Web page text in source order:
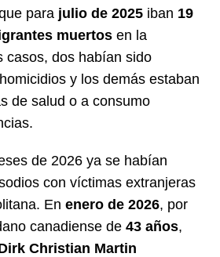
para julio de 2025 iban 19
muertos en la
casos, dos habían sido
y los demás estaban
de salud o a consumo
de 2026 ya se habían
con víctimas extranjeras
En enero de 2026, por
canadiense de 43 años,
Christian Martin